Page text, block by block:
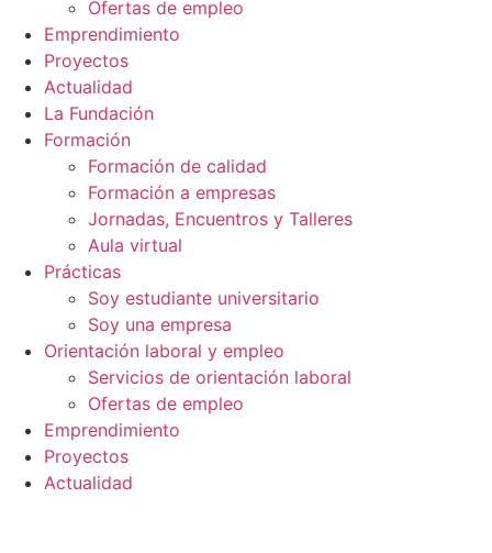
Ofertas de empleo
Emprendimiento
Proyectos
Actualidad
La Fundación
Formación
Formación de calidad
Formación a empresas
Jornadas, Encuentros y Talleres
Aula virtual
Prácticas
Soy estudiante universitario
Soy una empresa
Orientación laboral y empleo
Servicios de orientación laboral
Ofertas de empleo
Emprendimiento
Proyectos
Actualidad